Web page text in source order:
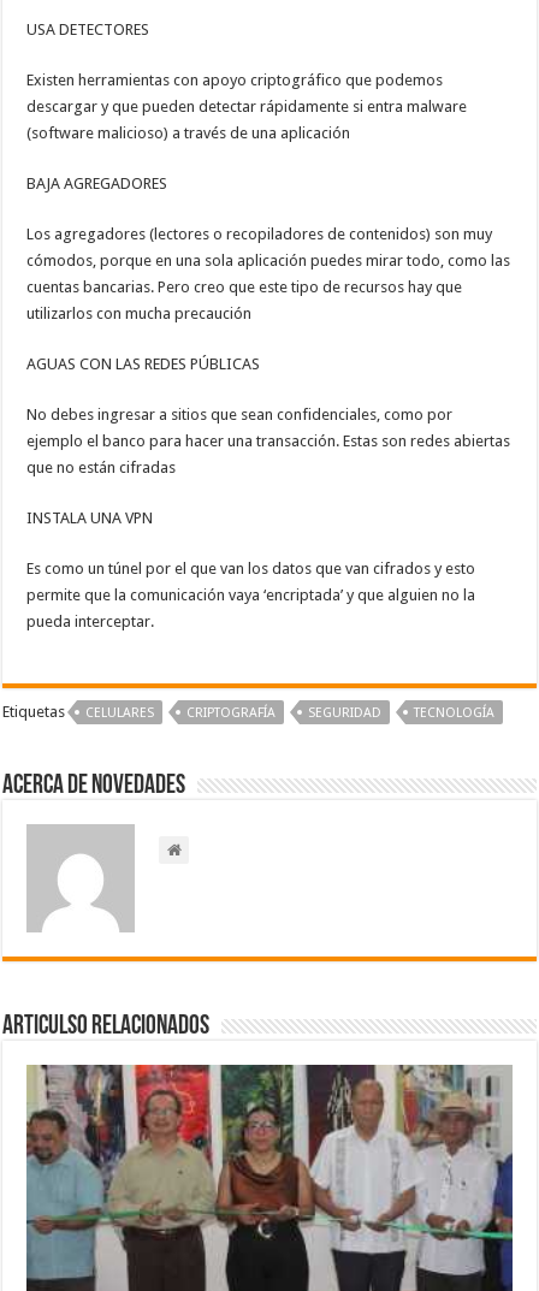
USA DETECTORES
Existen herramientas con apoyo criptográfico que podemos
descargar y que pueden detectar rápidamente si entra malware
(software malicioso) a través de una aplicación
BAJA AGREGADORES
Los agregadores (lectores o recopiladores de contenidos) son muy
cómodos, porque en una sola aplicación puedes mirar todo, como las
cuentas bancarias. Pero creo que este tipo de recursos hay que
utilizarlos con mucha precaución
AGUAS CON LAS REDES PÚBLICAS
No debes ingresar a sitios que sean confidenciales, como por
ejemplo el banco para hacer una transacción. Estas son redes abiertas
que no están cifradas
INSTALA UNA VPN
Es como un túnel por el que van los datos que van cifrados y esto
permite que la comunicación vaya ‘encriptada’ y que alguien no la
pueda interceptar.
Etiquetas CELULARES CRIPTOGRAFÍA SEGURIDAD TECNOLOGÍA
Acerca de NOVEDADES
Articulso Relacionados